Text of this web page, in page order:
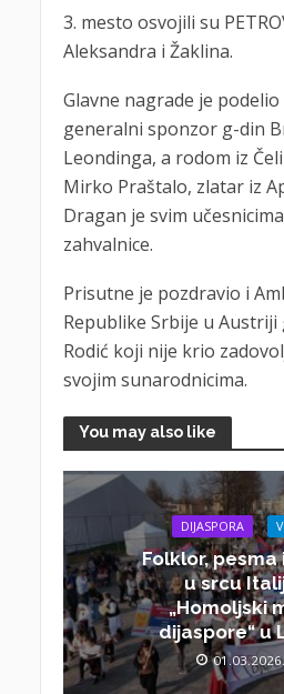
3. mesto osvojili su
Aleksandra i Žaklina.
Glavne nagrade je
generalni sponzor g-din
Leondinga, a rodom iz
Mirko Praštalo, zlatar iz
Dragan je svim
zahvalnice.
Prisutne je pozdravio i
Republike Srbije u
Rodić koji nije krio
svojim sunarodnicima.
You may also like
DIJASPORA
Folklor, pesma
u srcu
„Homoljski
dijaspore“ u
01.03.2026.